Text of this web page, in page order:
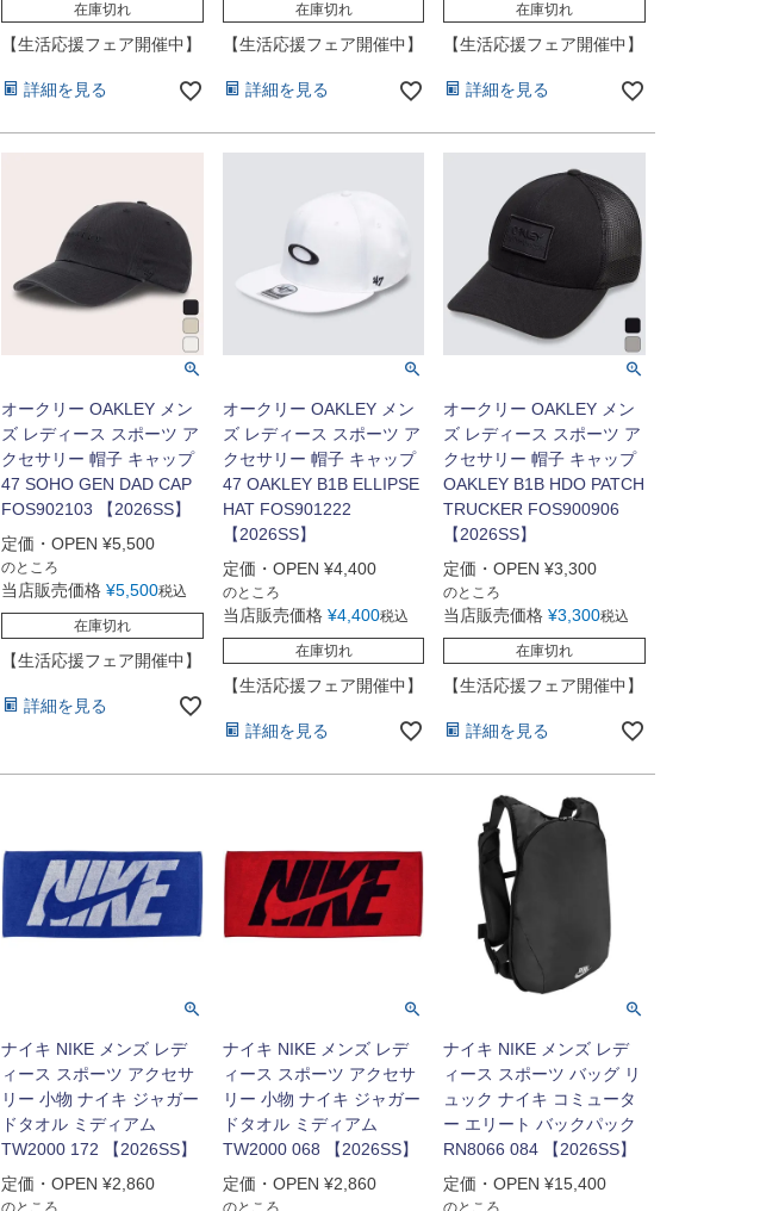
在庫切れ
【生活応援フェア開催中】
詳細を見る
在庫切れ
【生活応援フェア開催中】
詳細を見る
在庫切れ
【生活応援フェア開催中】
詳細を見る
オークリー OAKLEY メン
ズ レディース スポーツ ア
クセサリー 帽子 キャップ
47 SOHO GEN DAD CAP
FOS902103 【2026SS】
定価・OPEN ¥5,500
のところ
当店販売価格 ¥5,500税込
在庫切れ
【生活応援フェア開催中】
詳細を見る
オークリー OAKLEY メン
ズ レディース スポーツ ア
クセサリー 帽子 キャップ
47 OAKLEY B1B ELLIPSE
HAT FOS901222
【2026SS】
定価・OPEN ¥4,400
のところ
当店販売価格 ¥4,400税込
在庫切れ
【生活応援フェア開催中】
詳細を見る
オークリー OAKLEY メン
ズ レディース スポーツ ア
クセサリー 帽子 キャップ
OAKLEY B1B HDO PATCH
TRUCKER FOS900906
【2026SS】
定価・OPEN ¥3,300
のところ
当店販売価格 ¥3,300税込
在庫切れ
【生活応援フェア開催中】
詳細を見る
ナイキ NIKE メンズ レデ
ィース スポーツ アクセサ
リー 小物 ナイキ ジャガー
ドタオル ミディアム
TW2000 172 【2026SS】
定価・OPEN ¥2,860
ナイキ NIKE メンズ レデ
ィース スポーツ アクセサ
リー 小物 ナイキ ジャガー
ドタオル ミディアム
TW2000 068 【2026SS】
定価・OPEN ¥2,860
ナイキ NIKE メンズ レデ
ィース スポーツ バッグ リ
ュック ナイキ コミュータ
ー エリート バックパック
RN8066 084 【2026SS】
定価・OPEN ¥15,400